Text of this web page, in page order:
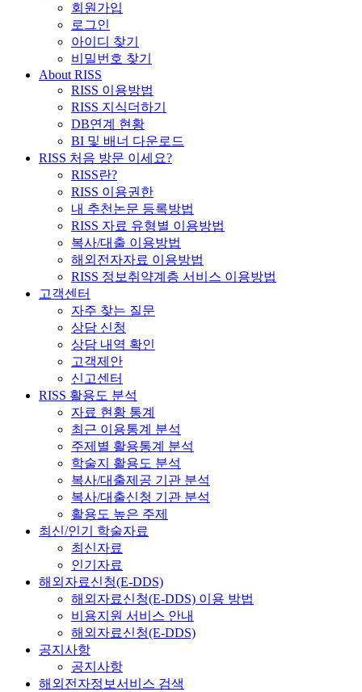
회원가입
로그인
아이디 찾기
비밀번호 찾기
About RISS
RISS 이용방법
RISS 지식더하기
DB연계 현황
BI 및 배너 다운로드
RISS 처음 방문 이세요?
RISS란?
RISS 이용권한
내 추천논문 등록방법
RISS 자료 유형별 이용방법
복사/대출 이용방법
해외전자자료 이용방법
RISS 정보취약계층 서비스 이용방법
고객센터
자주 찾는 질문
상담 신청
상담 내역 확인
고객제안
신고센터
RISS 활용도 분석
자료 현황 통계
최근 이용통계 분석
주제별 활용통계 분석
학술지 활용도 분석
복사/대출제공 기관 분석
복사/대출신청 기관 분석
활용도 높은 주제
최신/인기 학술자료
최신자료
인기자료
해외자료신청(E-DDS)
해외자료신청(E-DDS) 이용 방법
비용지원 서비스 안내
해외자료신청(E-DDS)
공지사항
공지사항
해외전자정보서비스 검색